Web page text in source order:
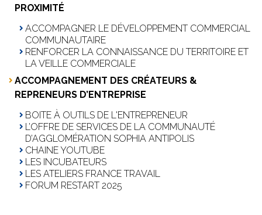
PROXIMITÉ
ACCOMPAGNER LE DÉVELOPPEMENT COMMERCIAL
COMMUNAUTAIRE
RENFORCER LA CONNAISSANCE DU TERRITOIRE ET
LA VEILLE COMMERCIALE
ACCOMPAGNEMENT DES CRÉATEURS &
REPRENEURS D’ENTREPRISE
BOITE À OUTILS DE L'ENTREPRENEUR
L’OFFRE DE SERVICES DE LA COMMUNAUTÉ
D’AGGLOMÉRATION SOPHIA ANTIPOLIS
CHAINE YOUTUBE
LES INCUBATEURS
LES ATELIERS FRANCE TRAVAIL
FORUM RESTART 2025